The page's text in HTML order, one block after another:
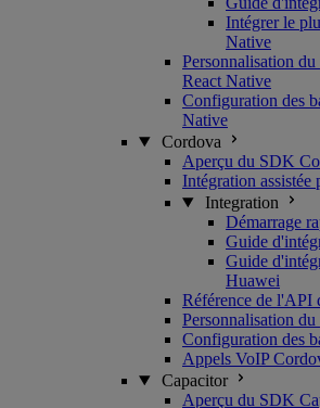
Intégrer le
Native
Personnalisation
React Native
Configuration des
Native
Cordova
Aperçu du SDK
Intégration assistée
Integration
Démarrage
Guide
Guide
Huawei
Référence de l'API
Personnalisation
Configuration des
Appels VoIP
Capacitor
Aperçu du SDK